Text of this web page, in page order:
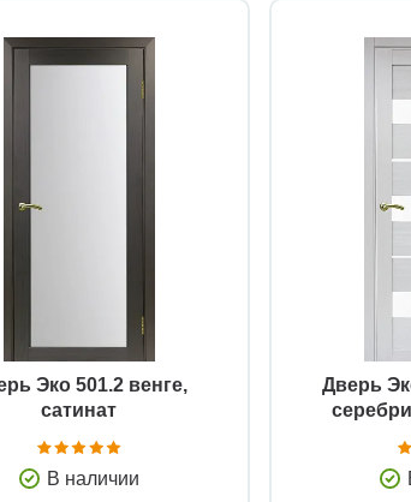
Эко 501.2 венге,
сатинат
В наличии
Дверь